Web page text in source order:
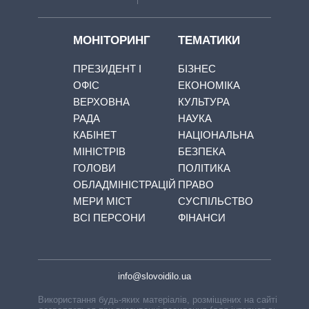
МОНІТОРИНГ
ПРЕЗИДЕНТ І
ОФІС
ВЕРХОВНА
РАДА
КАБІНЕТ
МІНІСТРІВ
ГОЛОВИ
ОБЛАДМІНІСТРАЦІЙ
МЕРИ МІСТ
ВСІ ПЕРСОНИ
ТЕМАТИКИ
БІЗНЕС
ЕКОНОМІКА
КУЛЬТУРА
НАУКА
НАЦІОНАЛЬНА
БЕЗПЕКА
ПОЛІТИКА
ПРАВО
СУСПІЛЬСТВО
ФІНАНСИ
info@slovoidilo.ua
Використання будь-яких матеріалів, розміщених на сайті,